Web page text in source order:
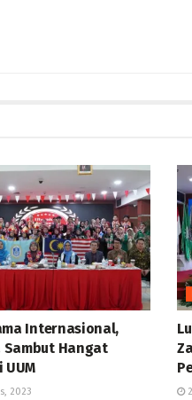
Internasional,
Sambut Hangat
UUM
2023